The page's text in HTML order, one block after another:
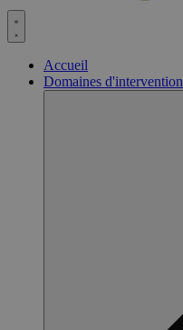
Accueil
Domaines d'intervention